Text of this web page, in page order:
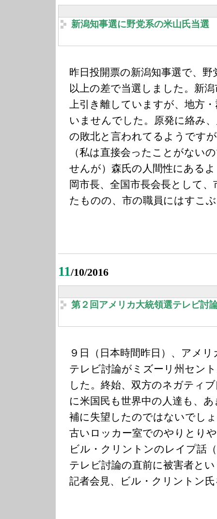
新潟知事選に野党系の米山氏当選
昨日投開票の新潟知事選で、
以上の差で当選しました。新
上引き離していますが、地方
いませんでした。原発に絡み
の敗北と言われてるようです
（私は直接会ったことがない
せんが）森氏の人間性にある
岡市長、全国市長会長として
たものの、市の職員にはすこ
11/10/2016
第２回アメリカ大統領選テレビ討
９日（日本時間昨日）、アメ
テレビ討論がミズーリ州セン
した。終始、双方のネガティ
に米国民も世界中の人達も、
補に失望したのではないでし
古いロッカー室でのやりとり
ビル・クリントンのレイプ話
テレビ討論の直前に被害者と
記者会見、ビル・クリントン